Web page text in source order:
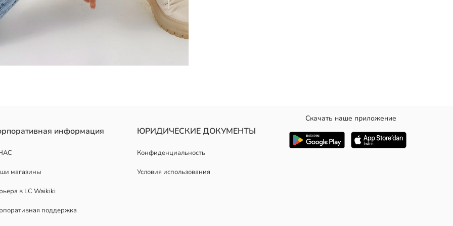
информация
магазины
в LC Waikiki
поддержка
ЮРИДИЧЕСКИЕ ДОКУМЕНТЫ
Конфиденциальность
Условия использования
Скачать наше приложение